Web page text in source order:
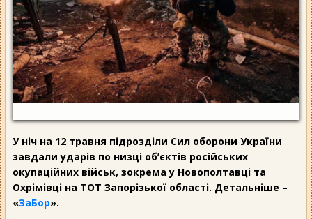
У ніч на 12 травня підрозділи Сил оборони України
завдали ударів по низці об’єктів російських
окупаційних військ, зокрема у Новополтавці та
Охрімівці на ТОТ Запорізької області. Детальніше –
«ЗаБор».